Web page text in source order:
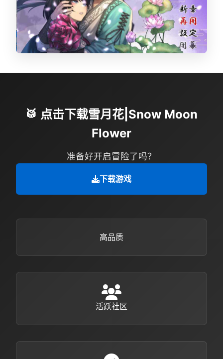
🥁 点击下载雪月花|Snow Moon
Flower
准备好开启冒险了吗？
下载游戏
高品质
活跃社区